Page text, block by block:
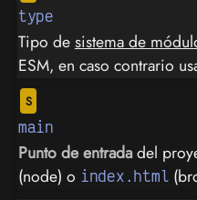
type
Tipo desistema de
ESM, en caso contrario
main
Punto de entradadel
(node) o index.html